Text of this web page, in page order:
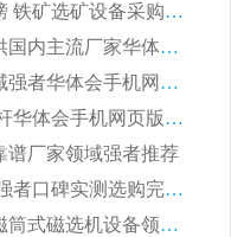
2026CTB 湿式永磁磁选机靠谱厂家实力排行榜 铁矿选矿设备采购全流程选购指南
2026 尾矿磁选机行业口碑领域强者，源头直供国内主流厂家华体会手机网页版-华体会(中国) 一站式服务
2026尾矿磁选机靠谱厂家哪家好 行业口碑领域强者华体会手机网页版-华体会(中国) 推荐
2026 铁矿磁选机靠谱厂家选购全攻略 行业标杆华体会手机网页版-华体会(中国) 设备性价比出众
谱厂家领域强者推荐
2026 高性价比永磁筒式磁选机品牌盘点 行业强者口碑实测选购完整指南
2026 评价高的磁选机品牌推荐选购指南，永磁筒式磁选机设备领域强者全景行业口碑解析